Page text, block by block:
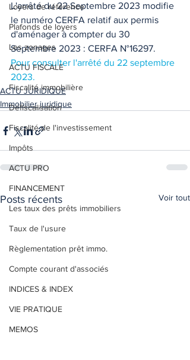
Loyers de référence
Plafonds de loyers
Les zonages
ACTU FISCALE
Fiscalité immobilière
Défiscalisation
Fiscalité de l'investissement
Impôts
ACTU PRO
FINANCEMENT
Les taux des prêts immobiliers
Taux de l'usure
Règlementation prêt immo.
Compte courant d'associés
INDICES & INDEX
VIE PRATIQUE
MEMOS
L'arrêté du 22 Septembre 2023 modifie
le numéro CERFA relatif aux permis
d'aménager à compter du 30
Septembre 2023 : CERFA N°16297.
Pour consulter l'arrêté du 22 septembre
2023.
ACTU JURIDIQUE
Immobilier juridique
Posts récents Voir tout